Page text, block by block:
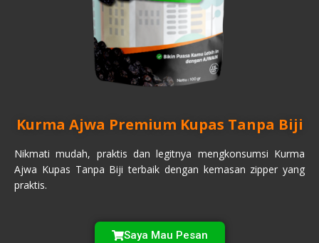
Kurma Ajwa Premium Kupas Tanpa Biji
Nikmati mudah, praktis dan legitnya mengkonsumsi Kurma
Ajwa Kupas Tanpa Biji terbaik dengan kemasan zipper yang
praktis.
Saya Mau Pesan